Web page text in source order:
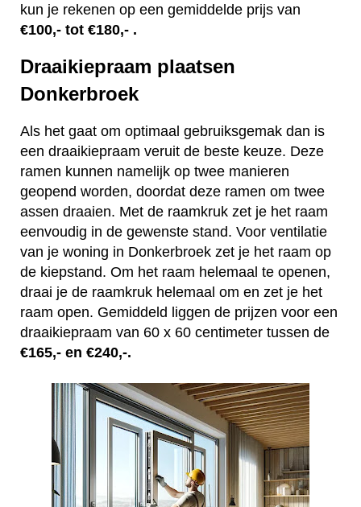
kun je rekenen op een gemiddelde prijs van
€100,- tot €180,- .
Draaikiepraam plaatsen
Donkerbroek
Als het gaat om optimaal gebruiksgemak dan is
een draaikiepraam veruit de beste keuze. Deze
ramen kunnen namelijk op twee manieren
geopend worden, doordat deze ramen om twee
assen draaien. Met de raamkruk zet je het raam
eenvoudig in de gewenste stand. Voor ventilatie
van je woning in Donkerbroek zet je het raam op
de kiepstand. Om het raam helemaal te openen,
draai je de raamkruk helemaal om en zet je het
raam open. Gemiddeld liggen de prijzen voor een
draaikiepraam van 60 x 60 centimeter tussen de
€165,- en €240,-.